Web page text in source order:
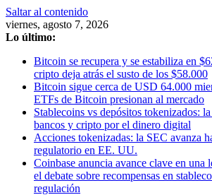
Saltar al contenido
viernes, agosto 7, 2026
Lo último:
Bitcoin se recupera y se estabiliza en
cripto deja atrás el susto de los $58.000
Bitcoin sigue cerca de USD 64.000
ETFs de Bitcoin presionan al mercado
Stablecoins vs depósitos tokenizados:
bancos y cripto por el dinero digital
Acciones tokenizadas: la SEC avanza
regulatorio en EE. UU.
Coinbase anuncia avance clave en
el debate sobre recompensas en
regulación